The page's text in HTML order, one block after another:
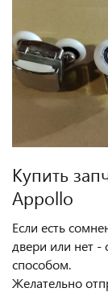
Купить
Appollo
Если есть
двери или нет
способом.
Желательно